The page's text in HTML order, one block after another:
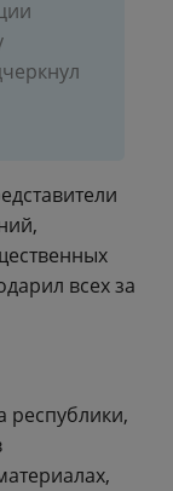
всех за
республики,